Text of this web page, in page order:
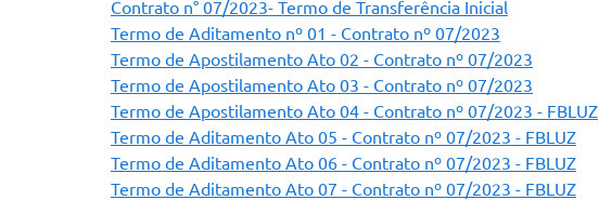
Contrato n° 07/2023- Termo de Transferência Inicial
Termo de Aditamento nº 01 - Contrato nº 07/2023
Termo de Apostilamento Ato 02 - Contrato nº 07/2023
Termo de Apostilamento Ato 03 - Contrato nº 07/2023
Termo de Apostilamento Ato 04 - Contrato nº 07/2023 - FBLUZ
Termo de Aditamento Ato 05 - Contrato nº 07/2023 - FBLUZ
Termo de Aditamento Ato 06 - Contrato nº 07/2023 - FBLUZ
Termo de Aditamento Ato 07 - Contrato nº 07/2023 - FBLUZ